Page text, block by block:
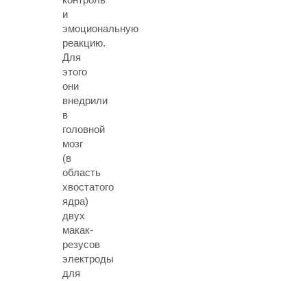
и
эмоциональную
реакцию.
Для
этого
они
внедрили
в
головной
мозг
(в
область
хвостатого
ядра)
двух
макак-
резусов
электроды
для